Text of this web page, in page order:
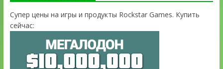
Супер цены на игры и продукты Rockstar Games. Купить
сейчас: